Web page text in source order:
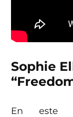
Sophie
En este